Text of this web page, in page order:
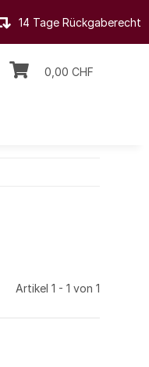
14 Tage Rückgaberecht
0,00 CHF
Artikel 1 - 1 von 1